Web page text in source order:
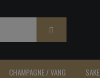
CHAMPAGNE / VANG SAKE